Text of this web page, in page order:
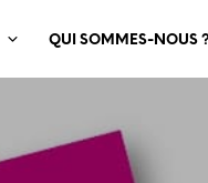
QUI SOMMES-NOUS